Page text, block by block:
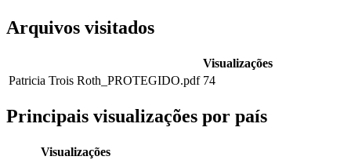
Arquivos visitados
Visualizações
Patricia Trois Roth_PROTEGIDO.pdf 74
Principais visualizações por país
Visualizações